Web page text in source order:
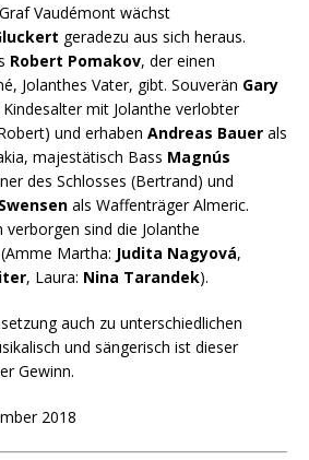
Vaudémont wächst
geradezu aus sich heraus.
Robert Pomakov, der einen
Jolanthes Vater, gibt. Souverän Gary
mit Jolanthe verlobter
und erhaben Andreas Bauer als
majestätisch Bass Magnús
des Schlosses (Bertrand) und
als Waffenträger Almeric.
sind die Jolanthe
Martha: Judita Nagyová,
, Laura: Nina Tarandek).
auch zu unterschiedlichen
und sängerisch ist dieser
Gewinn.
2018